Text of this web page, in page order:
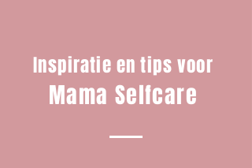
Inspiratie en tips voor
Mama Selfcare